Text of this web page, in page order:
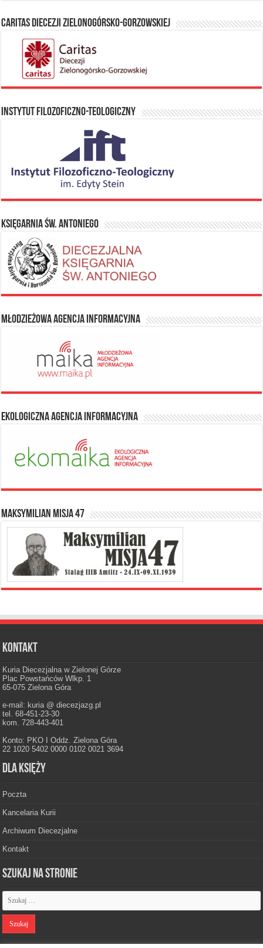
Caritas Diecezji Zielonogórsko-Gorzowskiej
Instytut Filozoficzno-Teologiczny
Księgarnia Św. Antoniego
Młodzieżowa Agencja Informacyjna
Ekologiczna Agencja Informacyjna
Maksymilian Misja 47
Kontakt
Kuria Diecezjalna w Zielonej Górze
Plac Powstańców Wlkp. 1
65-075 Zielona Góra
e-mail: kuria @ diecezjazg.pl
tel. 68-451-23-30
kom. 728-443-401
Konto: PKO I Oddz. Zielona Góra
22 1020 5402 0000 0102 0021 3694
Dla księży
Poczta
Kancelaria Kurii
Archiwum Diecezjalne
Kontakt
Szukaj na stronie